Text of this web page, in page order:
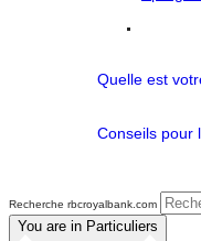
Quelle est
Conseils pour
Recherche rbcroyalbank.com
You are in Particuliers